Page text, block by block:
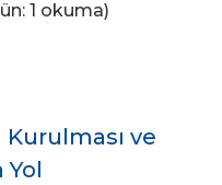
1 okuma)
ve
Yol